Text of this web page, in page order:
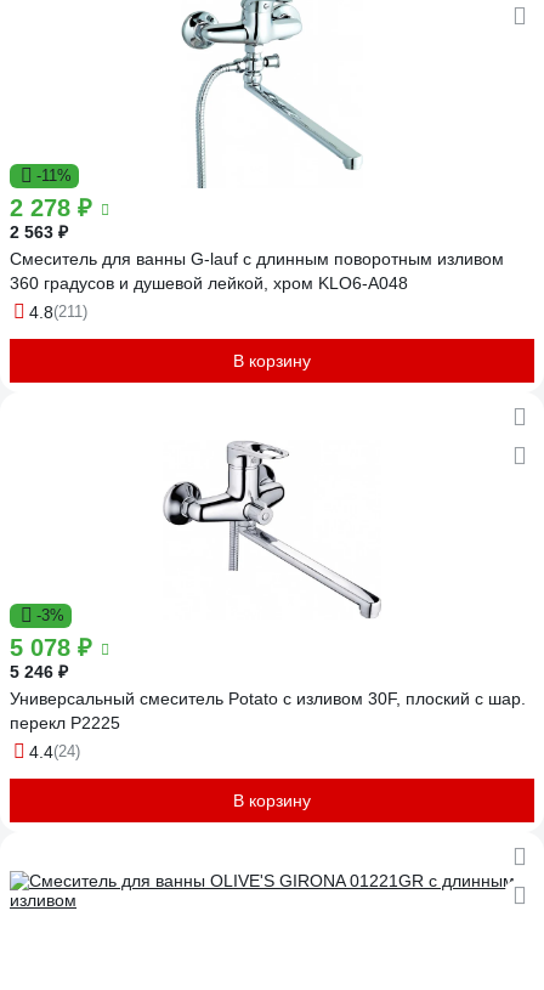
-11%
2 278 ₽
2 563 ₽
Смеситель для ванны G-lauf с длинным поворотным изливом
360 градусов и душевой лейкой, хром KLO6-A048
4.8(211)
В корзину
-3%
5 078 ₽
5 246 ₽
Универсальный смеситель Potato с изливом 30F, плоский с шар.
перекл P2225
4.4(24)
В корзину